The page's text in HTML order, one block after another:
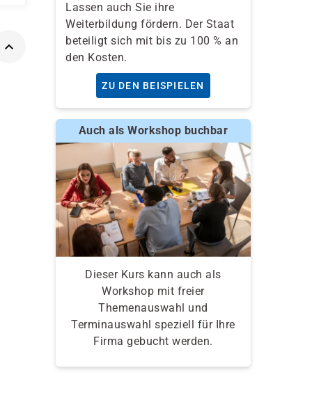
Lassen auch Sie ihre
Weiterbildung fördern. Der Staat
beteiligt sich mit bis zu 100 % an
den Kosten.
ZU DEN BEISPIELEN
Auch als Workshop buchbar
Dieser Kurs kann auch als
Workshop mit freier
Themenauswahl und
Terminauswahl speziell für Ihre
Firma gebucht werden.